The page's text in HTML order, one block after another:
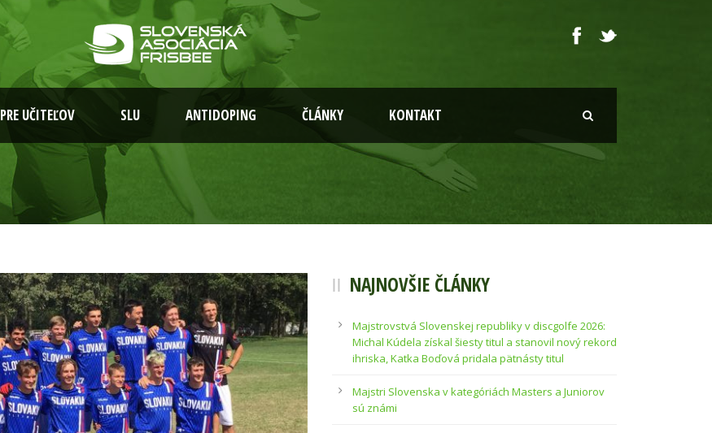
PRE UČITEĽOV SLU ANTIDOPING ČLÁNKY KONTAKT
NAJNOVŠIE ČLÁNKY
Majstrovstvá Slovenskej republiky v discgolfe 2026:
Michal Kúdela získal šiesty titul a stanovil nový rekord
ihriska, Katka Boďová pridala pätnásty titul
Majstri Slovenska v kategóriách Masters a Juniorov
sú známi